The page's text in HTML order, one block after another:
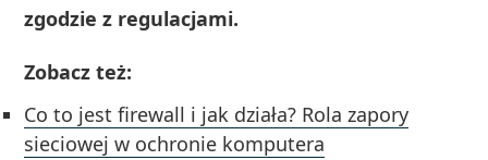
zgodzie z regulacjami.
Zobacz też:
Co to jest firewall i jak działa? Rola zapory
sieciowej w ochronie komputera